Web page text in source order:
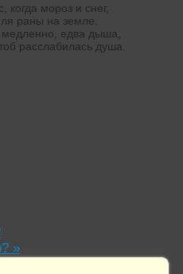
когда мороз и снег,
раны на земле.
медленно, едва дыша,
расслабилась душа.
»